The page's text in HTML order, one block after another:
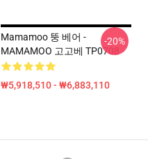
Mamamoo 뚱 베어 -
MAMAMOO 고고베 TP0708
₩5,918,510 - ₩6,883,110
-20%